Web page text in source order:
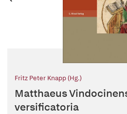
Fritz Peter Knapp (Hg.)
Matthaeus
versificatoria